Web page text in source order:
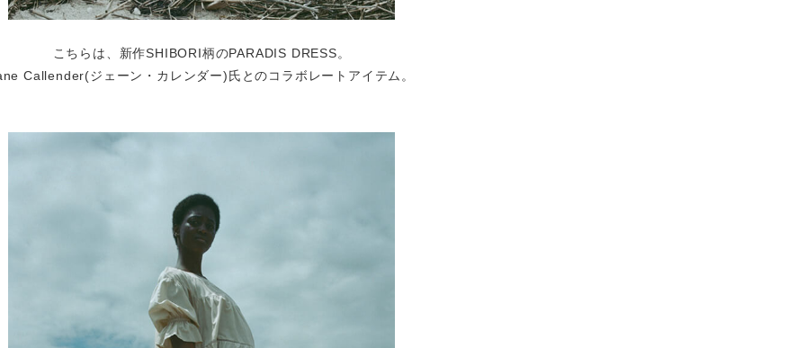
こちらは、新作SHIBORI柄のPARADIS DRESS。
Callender(ジェーン・カレンダー)氏とのコラボレートアイテム。